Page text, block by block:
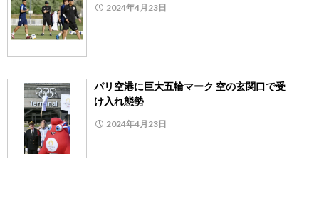
2024年4月23日
パリ空港に巨大五輪マーク 空の玄関口で受
け入れ態勢
2024年4月23日